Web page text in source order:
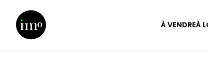
À VENDREÀ